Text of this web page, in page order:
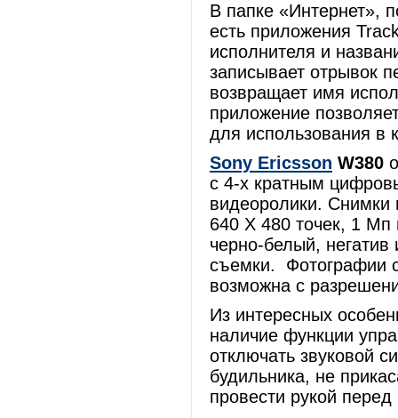
В папке «Интернет»,
есть приложения
исполнителя и
записывает отрывок
возвращает имя
приложение
для использования в
Sony Ericsson W380
с 4-х кратным
видеоролики. Снимки
640 Х 480 точек, 1
черно-белый,
съемки. Фотографии
возможна с
Из интересных
наличие функции
отключать звуковой
будильника, не
провести рукой